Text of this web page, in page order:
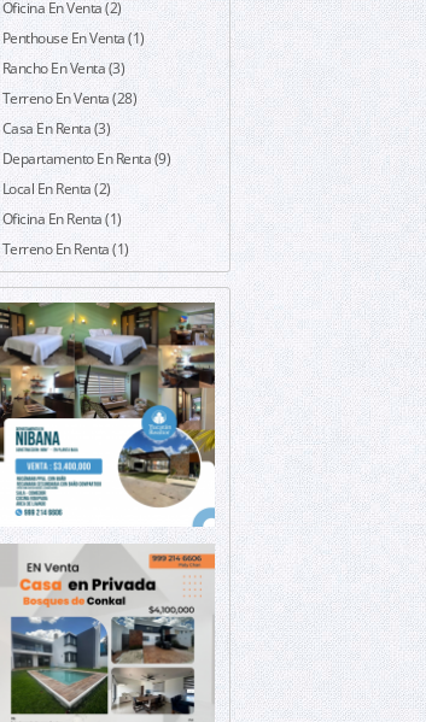
Oficina En Venta (2)
Penthouse En Venta (1)
Rancho En Venta (3)
Terreno En Venta (28)
Casa En Renta (3)
Departamento En Renta (9)
Local En Renta (2)
Oficina En Renta (1)
Terreno En Renta (1)